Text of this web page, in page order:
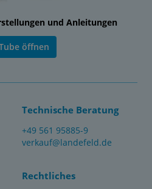
und Anleitungen
öffnen
Technische Beratung
+49 561 95885-9
verkauf@landefeld.de
Rechtliches